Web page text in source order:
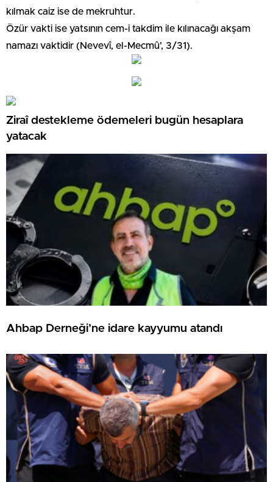
kılmak caiz ise de mekruhtur.
Özür vakti ise yatsının cem-i takdim ile kılınacağı akşam
namazı vaktidir (Nevevî, el-Mecmû’, 3/31).
Ziraî destekleme ödemeleri bugün hesaplara
yatacak
Ahbap Derneği’ne idare kayyumu atandı